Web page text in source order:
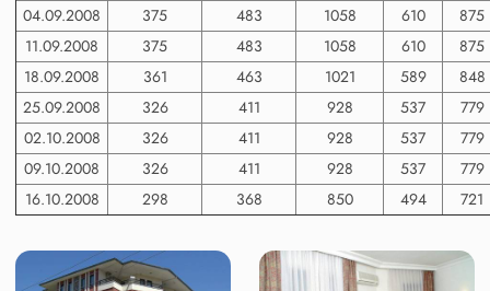
04.09.2008
375 483 1058 610
875
11.09.2008
375 483 1058 610
875
18.09.2008
361 463 1021 589
848
25.09.2008
326 411 928 537
779
02.10.2008
326 411 928 537
779
09.10.2008
326 411 928 537
779
16.10.2008
298 368 850 494 721